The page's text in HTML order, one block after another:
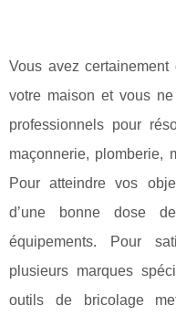
Vous avez
votre maison et vous
professionnels pour
maçonnerie, plomberie,
Pour atteindre vos
d’une bonne dose
équipements. Pour
plusieurs marques
outils de bricolage